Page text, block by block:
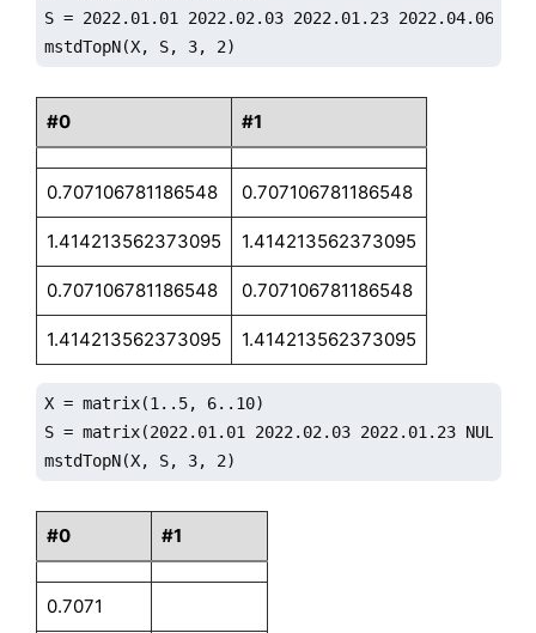
S = 2022.01.01 2022.02.03 2022.01.23 2022.04.06
mstdTopN(X, S, 3, 2)
#0 #1
0.707106781186548 0.707106781186548
1.414213562373095 1.414213562373095
0.707106781186548 0.707106781186548
1.414213562373095 1.414213562373095
X = matrix(1..5, 6..10)
S = matrix(2022.01.01 2022.02.03 2022.01.23 NULL
mstdTopN(X, S, 3, 2)
#0 #1
0.7071